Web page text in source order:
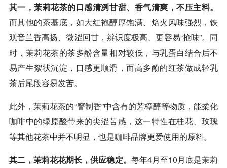
其一，茉莉花茶的口感清冽甘甜、香气清爽，不压主料。
而其他的茶基底，如大红袍醇厚饱满、焙火风味强烈，铁
观音兰香高扬、微涩回甘，辨识度极高、更容易“抢味”。同
时，茉莉花茶的茶多酚含量相对较低，与乳蛋白结合后不
易产生絮状沉淀，口感更顺滑，而高多酚的红茶做成轻乳
茶后尾段容易发苦。
此外，茉莉花茶的“窨制香”中含有的芳樟醇等物质，能柔化
咖啡中的绿原酸带来的尖涩苦感，这一特性在桂花、玫瑰
等其他花茶中并不明显，也是咖啡品牌更爱使用的原料。
其二，茉莉花花期长，供应稳定。 每年4月至10月底是茉莉